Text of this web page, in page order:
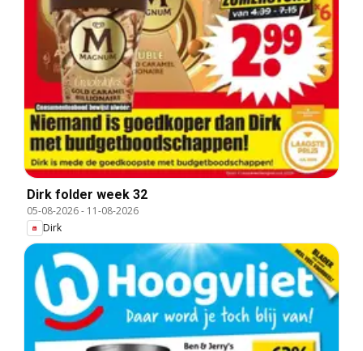
Dirk folder week 32
05-08-2026- 11-08-2026
Dirk